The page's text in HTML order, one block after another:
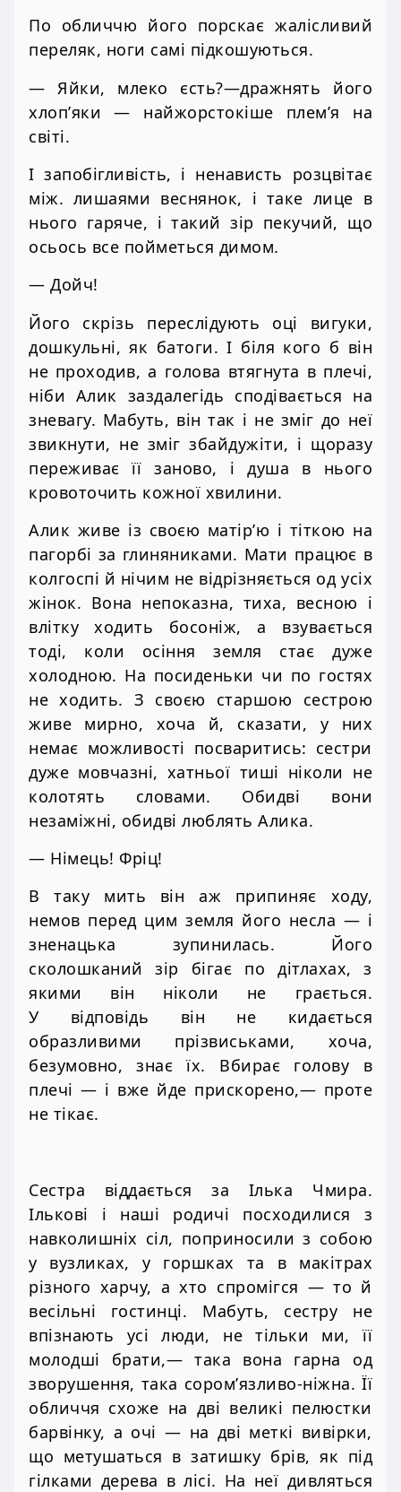
По обличчю його порскає жалісливий
переляк, ноги самі підкошуються.
— Яйки, млеко єсть?—дражнять його
хлоп’яки — найжорстокіше плем’я на
світі.
І запобігливість, і ненависть розцвітає
між. лишаями веснянок, і таке лице в
нього гаряче, і такий зір пекучий, що
осьось все пойметься димом.
— Дойч!
Його скрізь переслідують оці вигуки,
дошкульні, як батоги. І біля кого б він
не проходив, а голова втягнута в плечі,
ніби Алик заздалегідь сподівається на
зневагу. Мабуть, він так і не зміг до неї
звикнути, не зміг збайдужіти, і щоразу
переживає її заново, і душа в нього
кровоточить кожної хвилини.
Алик живе із своєю матір’ю і тіткою на
пагорбі за глиняниками. Мати працює в
колгоспі й нічим не відрізняється од усіх
жінок. Вона непоказна, тиха, весною і
влітку ходить босоніж, а взувається
тоді, коли осіння земля стає дуже
холодною. На посиденьки чи по гостях
не ходить. З своєю старшою сестрою
живе мирно, хоча й, сказати, у них
немає можливості посваритись: сестри
дуже мовчазні, хатньої тиші ніколи не
колотять словами. Обидві вони
незаміжні, обидві люблять Алика.
— Німець! Фріц!
В таку мить він аж припиняє ходу,
немов перед цим земля його несла — і
зненацька зупинилась. Його
сколошканий зір бігає по дітлахах, з
якими він ніколи не грається.
У відповідь він не кидається
образливими прізвиськами, хоча,
безумовно, знає їх. Вбирає голову в
плечі — і вже йде прискорено,— проте
не тікає.
Сестра віддається за Ілька Чмира.
Ількові і наші родичі посходилися з
навколишніх сіл, поприносили з собою
у вузликах, у горшках та в макітрах
різного харчу, а хто спромігся — то й
весільні гостинці. Мабуть, сестру не
впізнають усі люди, не тільки ми, її
молодші брати,— така вона гарна од
зворушення, така сором’язливо-ніжна. Її
обличчя схоже на дві великі пелюстки
барвінку, а очі — на дві меткі вивірки,
що метушаться в затишку брів, як під
гілками дерева в лісі. На неї дивляться